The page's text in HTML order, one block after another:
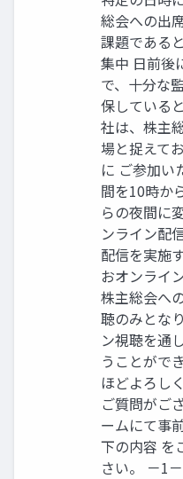
総会への出
課題である
集中 日前後
で、十分な
保している
社は、株主
場と捉えて
に ご参加い
間を10時か
らの夜間に
ンライン配
配信を実施
おオンライ
株主総会へ
聴のみとな
ン視聴を通
うことがで
ほどよろし
ご質問がご
ームにて事
下の内容 を
さい。 －1－